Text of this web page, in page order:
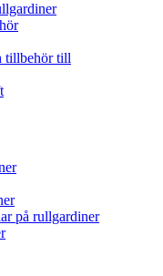
tillbehör till
på rullgardiner